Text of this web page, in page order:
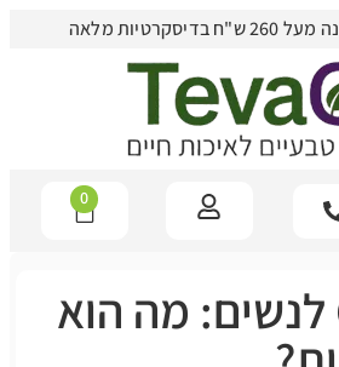
מלאה
0
שמן CBD לנשים: מה הוא